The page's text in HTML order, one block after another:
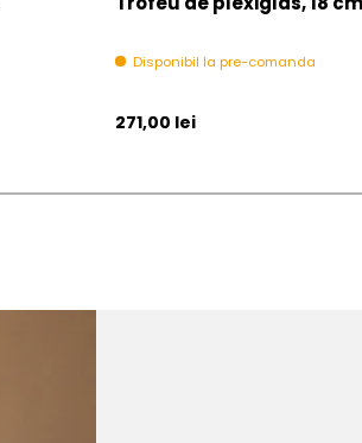
Disponibil la pre-comanda
Pret initial
271,00 lei